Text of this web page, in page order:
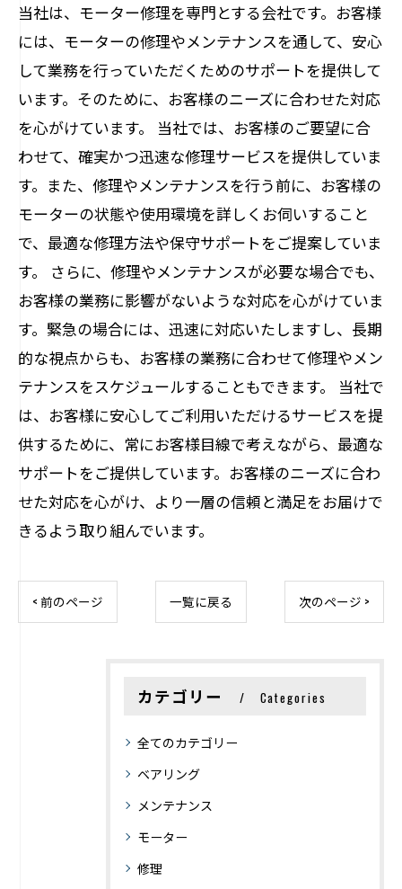
当社は、モーター修理を専門とする会社です。お客様
には、モーターの修理やメンテナンスを通して、安心
して業務を行っていただくためのサポートを提供して
います。そのために、お客様のニーズに合わせた対応
を心がけています。 当社では、お客様のご要望に合
わせて、確実かつ迅速な修理サービスを提供していま
す。また、修理やメンテナンスを行う前に、お客様の
モーターの状態や使用環境を詳しくお伺いすること
で、最適な修理方法や保守サポートをご提案していま
す。 さらに、修理やメンテナンスが必要な場合でも、
お客様の業務に影響がないような対応を心がけていま
す。緊急の場合には、迅速に対応いたしますし、長期
的な視点からも、お客様の業務に合わせて修理やメン
テナンスをスケジュールすることもできます。 当社で
は、お客様に安心してご利用いただけるサービスを提
供するために、常にお客様目線で考えながら、最適な
サポートをご提供しています。お客様のニーズに合わ
せた対応を心がけ、より一層の信頼と満足をお届けで
きるよう取り組んでいます。
< 前のページ 一覧に戻る 次のページ >
カテゴリー Categories
全てのカテゴリー
ベアリング
メンテナンス
モーター
修理